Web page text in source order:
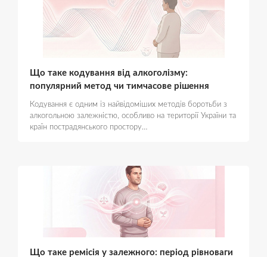
Що таке кодування від алкоголізму:
популярний метод чи тимчасове рішення
Кодування є одним із найвідоміших методів боротьби з
алкогольною залежністю, особливо на території України та
країн пострадянського простору…
Що таке ремісія у залежного: період рівноваги